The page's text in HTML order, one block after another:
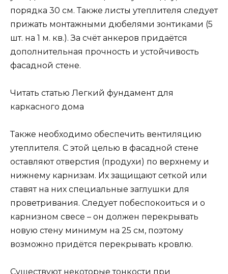
порядка 30 см. Также листы утеплителя следует
прижать монтажными дюбелями зонтиками (5
шт. на 1 м. кв.). За счёт анкеров придаётся
дополнительная прочность и устойчивость
фасадной стене.
Читать статью Легкий фундамент для
каркасного дома
Также необходимо обеспечить вентиляцию
утеплителя. С этой целью в фасадной стене
оставляют отверстия (продухи) по верхнему и
нижнему карнизам. Их защищают сеткой или
ставят на них специальные заглушки для
проветривания. Следует побеспокоиться и о
карнизном свесе – он должен перекрывать
новую стену минимум на 25 см, поэтому
возможно придётся перекрывать кровлю.
Существуют некоторые тонкости при